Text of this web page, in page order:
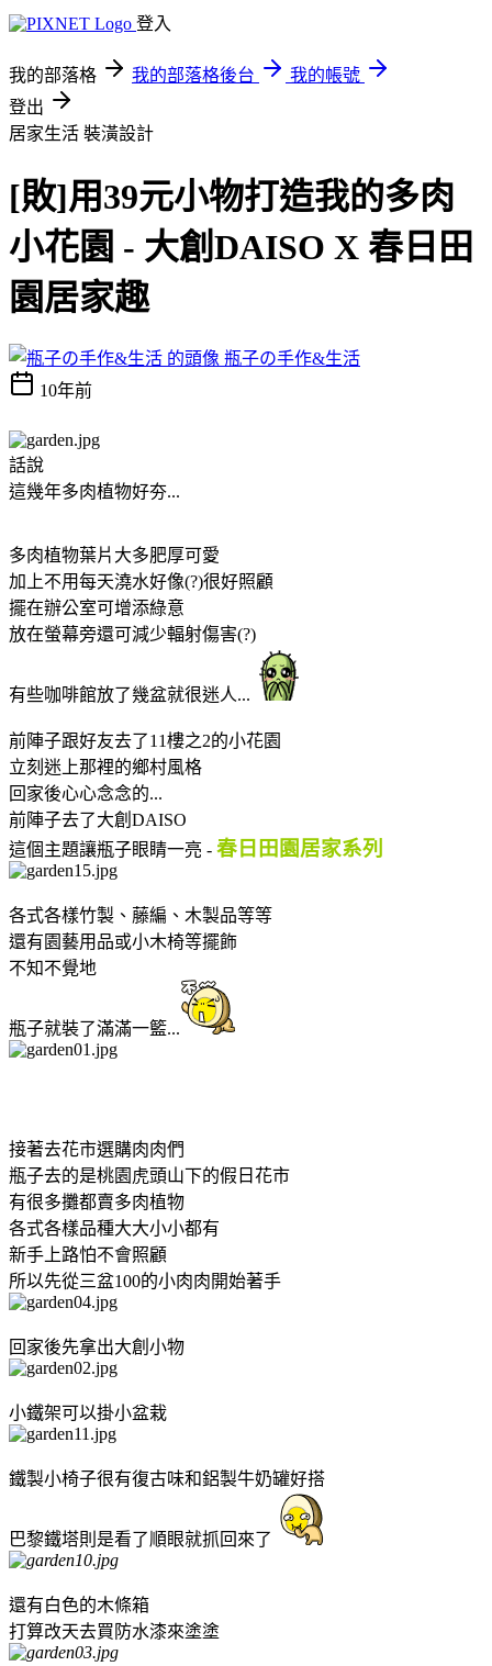
登入
我的部落格 我的部落格後台
我的帳號
登出
居家生活 裝潢設計
[敗]用39元小物打造我的多肉
小花園 - 大創DAISO X 春日田
園居家趣
瓶子の手作&生活
10年前
話說
這幾年多肉植物好夯...
多肉植物葉片大多肥厚可愛
加上不用每天澆水好像(?)很好照顧
擺在辦公室可增添綠意
放在螢幕旁還可減少輻射傷害(?)
有些咖啡館放了幾盆就很迷人...
前陣子跟好友去了11樓之2的小花園
立刻迷上那裡的鄉村風格
回家後心心念念的...
前陣子去了大創DAISO
這個主題讓瓶子眼睛一亮 - 春日田園居家系列
各式各樣竹製、藤編、木製品等等
還有園藝用品或小木椅等擺飾
不知不覺地
瓶子就裝了滿滿一籃...
接著去花市選購肉肉們
瓶子去的是桃園虎頭山下的假日花市
有很多攤都賣多肉植物
各式各樣品種大大小小都有
新手上路怕不會照顧
所以先從三盆100的小肉肉開始著手
回家後先拿出大創小物
小鐵架可以掛小盆栽
鐵製小椅子很有復古味和鋁製牛奶罐好搭
巴黎鐵塔則是看了順眼就抓回來了
還有白色的木條箱
打算改天去買防水漆來塗塗